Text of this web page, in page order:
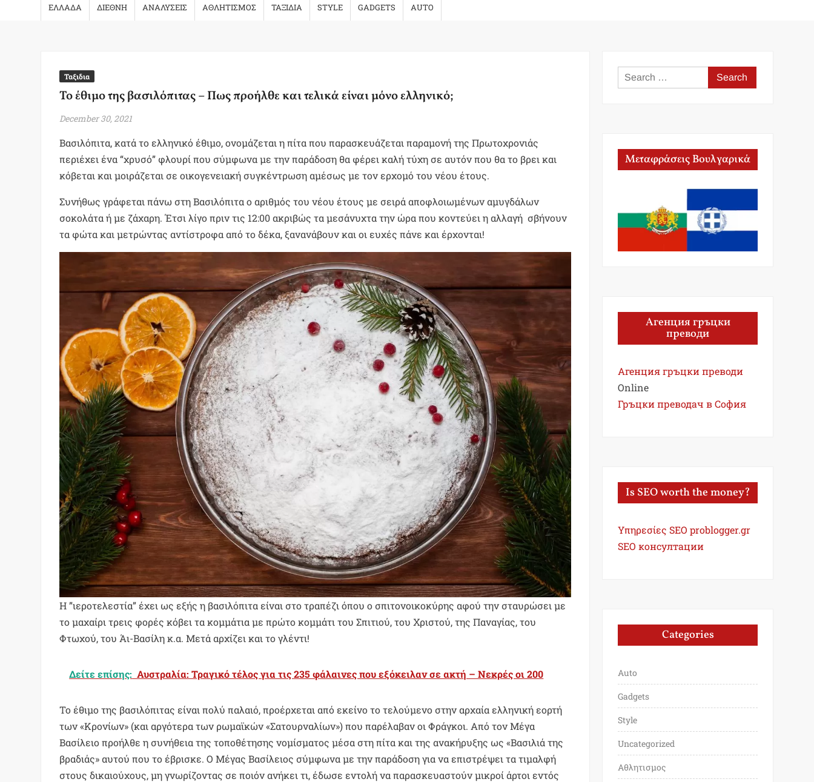
ΕΛΛΑΔΑ ΔΙΕΘΝΗ ΑΝΑΛΥΣΕΙΣ ΑΘΛΗΤΙΣΜΟΣ ΤΑΞΙΔΙΑ STYLE GADGETS AUTO
Ταξιδια
Το έθιμο της βασιλόπιτας – Πως προήλθε και τελικά είναι μόνο ελληνικό;
December 30, 2021
Βασιλόπιτα, κατά το ελληνικό έθιμο, ονομάζεται η πίτα που παρασκευάζεται παραμονή της Πρωτοχρονιάς
περιέχει ένα “χρυσό” φλουρί που σύμφωνα με την παράδοση θα φέρει καλή τύχη σε αυτόν που θα το βρει και
κόβεται και μοιράζεται σε οικογενειακή συγκέντρωση αμέσως με τον ερχομό του νέου έτους.
Συνήθως γράφεται πάνω στη Βασιλόπιτα ο αριθμός του νέου έτους με σειρά αποφλοιωμένων αμυγδάλων
σοκολάτα ή με ζάχαρη. Έτσι λίγο πριν τις 12:00 ακριβώς τα μεσάνυχτα την ώρα που κοντεύει η αλλαγή σβήνουν
τα φώτα και μετρώντας αντίστροφα από το δέκα, ξανανάβουν και οι ευχές πάνε και έρχονται!
Η ”ιεροτελεστία” έχει ως εξής η βασιλόπιτα είναι στο τραπέζι όπου ο σπιτονοικοκύρης αφού την σταυρώσει με
το μαχαίρι τρεις φορές κόβει τα κομμάτια με πρώτο κομμάτι του Σπιτιού, του Χριστού, της Παναγίας, του
Φτωχού, του Άι-Βασίλη κ.α. Μετά αρχίζει και το γλέντι!
Δείτε επίσης: Αυστραλία: Τραγικό τέλος για τις 235 φάλαινες που εξόκειλαν σε ακτή – Νεκρές οι 200
Το έθιμο της βασιλόπιτας είναι πολύ παλαιό, προέρχεται από εκείνο το τελούμενο στην αρχαία ελληνική εορτή
των «Κρονίων» (και αργότερα των ρωμαϊκών «Σατουρναλίων») που παρέλαβαν οι Φράγκοι. Από τον Μέγα
Βασίλειο προήλθε η συνήθεια της τοποθέτησης νομίσματος μέσα στη πίτα και της ανακήρυξης ως «Βασιλιά της
βραδιάς» αυτού που το έβρισκε. Ο Μέγας Βασίλειος σύμφωνα με την παράδοση για να επιστρέψει τα τιμαλφή
στους δικαιούχους, μη γνωρίζοντας σε ποιόν ανήκει τι, έδωσε εντολή να παρασκευαστούν μικροί άρτοι εντός
Search
for:
Μεταφράσεις Βουλγαρικά
Агенция гръцки
преводи
Агенция гръцки преводи
Online
Гръцки преводач в София
Is SEO worth the money?
Υπηρεσίες SEO problogger.gr
SEO консултации
Categories
Auto
Gadgets
Style
Uncategorized
Αθλητισμος